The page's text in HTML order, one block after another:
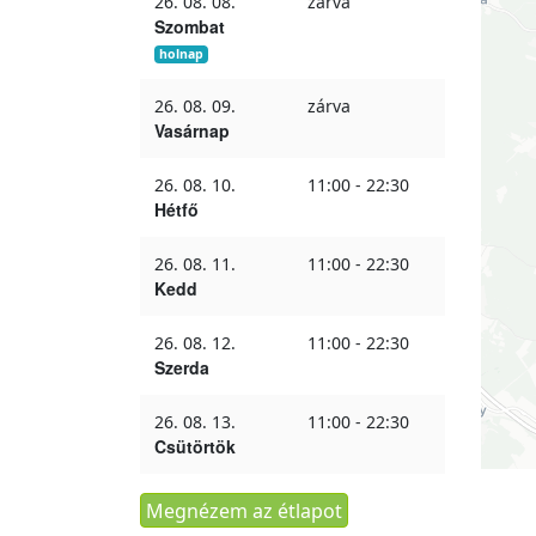
Szombat
holnap
26. 08. 09.
Vasárnap
zárva
26. 08. 10.
Hétfő
11:00 - 22:30
26. 08. 11.
Kedd
11:00 - 22:30
26. 08. 12.
Szerda
11:00 - 22:30
26. 08. 13.
Csütörtök
11:00 - 22:30
Megnézem az étlapot